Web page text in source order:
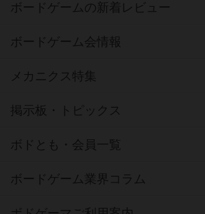
ボードゲームの新着レビュー
ボードゲーム会情報
メカニクス特集
掲示板・トピックス
ボドとも・会員一覧
ボードゲーム業界コラム